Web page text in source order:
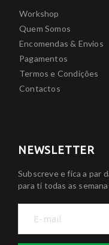
Workshop
Quem Somos
Encomendas & Envios
Pagamentos
Termos e Condições
Contactos
NEWSLETTER
Subscreve e fica a par
para tí todas as